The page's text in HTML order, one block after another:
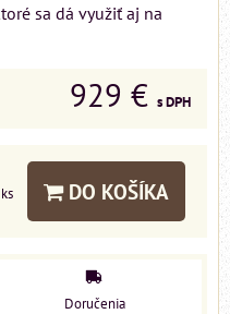
sa dá využiť aj na
929 € s DPH
ks DO KOŠÍKA
Doručenia